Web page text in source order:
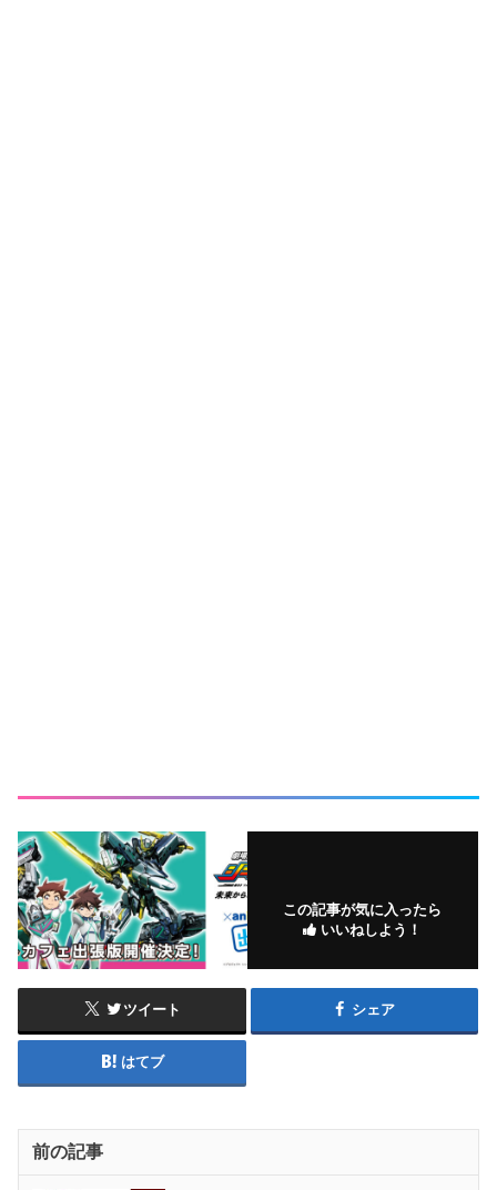
この記事が気に入ったら
いいねしよう！
ツイート シェア
はてブ
前の記事